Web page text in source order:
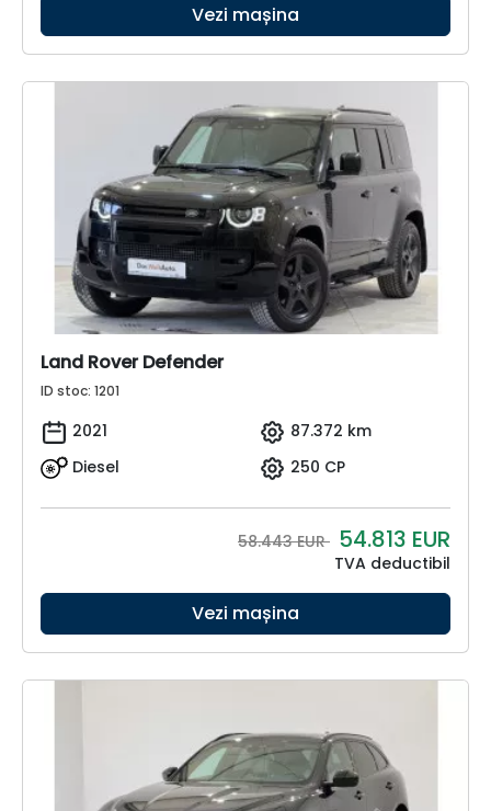
Vezi mașina
Land Rover Defender
ID stoc: 1201
2021
87.372 km
Diesel
250 CP
58.443 EUR 54.813 EUR
TVA deductibil
Vezi mașina